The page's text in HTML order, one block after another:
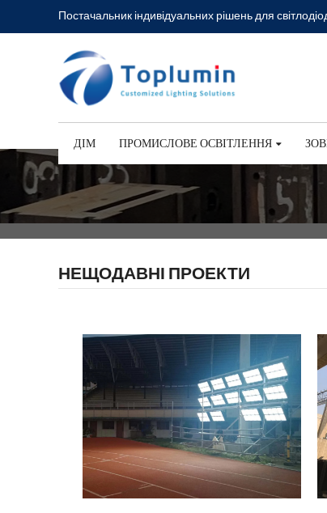
Постачальник індивідуальних рішень для
ДІМ ПРОМИСЛОВЕ ОСВІТЛЕННЯ
НЕЩОДАВНІ ПРОЕКТИ